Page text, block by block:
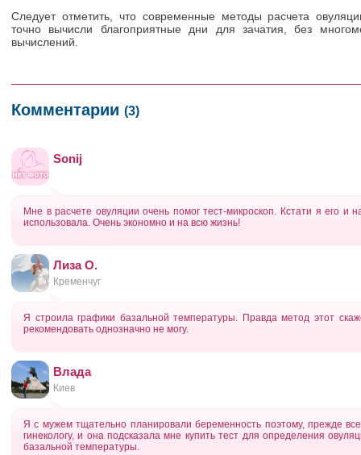
Следует отметить, что современные методы расчета
точно вычисли благоприятные дни для зачатия, без
вычислений.
Комментарии (3)
Sonij
Мне в расчете овуляции очень помог тест-микроскоп. Кстати я его и
использовала. Очень экономно и на всю жизнь!
Лиза О.
Кременчуг
Я строила графики базальной температуры. Правда метод этот
рекомендовать однозначно не могу.
Влада
Киев
Я с мужем тщательно планировали беременность поэтому, прежде
гинекологу, и она подсказала мне купить тест для определения
базальной температуры.